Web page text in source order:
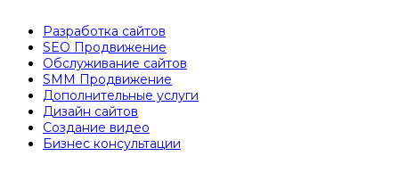
Разработка сайтов
SEO Продвижение
Обслуживание сайтов
SMM Продвижение
Дополнительные услуги
Дизайн сайтов
Создание видео
Бизнес консультации